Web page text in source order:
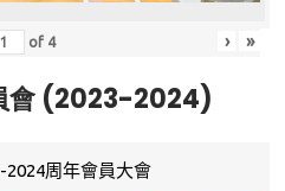
of 4 › »
會 (2023-2024)
2024周年會員大會